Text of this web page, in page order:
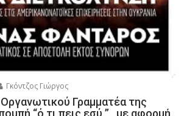
Γκόντζος Γιώργος
Γραμματέα της
“ό,τι πεις εσύ ” , με αφορμή